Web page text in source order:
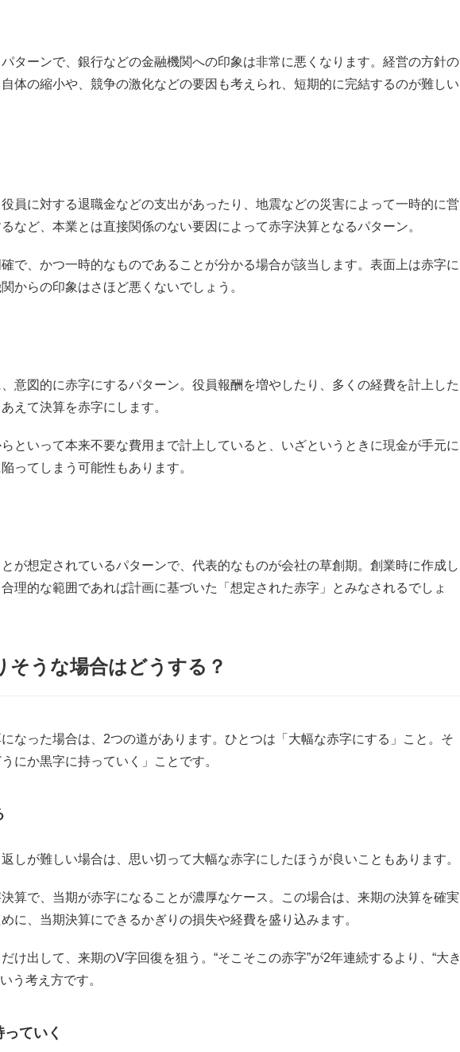
ターンで、銀行などの金融機関への印象は非常に悪くなります。経営の方針の
体の縮小や、競争の激化などの要因も考えられ、短期的に完結するのが難しい
員に対する退職金などの支出があったり、地震などの災害によって一時的に営
など、本業とは直接関係のない要因によって赤字決算となるパターン。
で、かつ一時的なものであることが分かる場合が該当します。表面上は赤字に
からの印象はさほど悪くないでしょう。
意図的に赤字にするパターン。役員報酬を増やしたり、多くの経費を計上した
えて決算を赤字にします。
といって本来不要な費用まで計上していると、いざというときに現金が手元に
ってしまう可能性もあります。
が想定されているパターンで、代表的なものが会社の草創期。創業時に作成し
理的な範囲であれば計画に基づいた「想定された赤字」とみなされるでしょ
そうな場合はどうする？
なった場合は、2つの道があります。ひとつは「大幅な赤字にする」こと。そ
にか黒字に持っていく」ことです。
しが難しい場合は、思い切って大幅な赤字にしたほうが良いこともあります。
算で、当期が赤字になることが濃厚なケース。この場合は、来期の決算を確実
に、当期決算にできるかぎりの損失や経費を盛り込みます。
け出して、来期のV字回復を狙う。“そこそこの赤字”が2年連続するより、“大き
う考え方です。
ていく